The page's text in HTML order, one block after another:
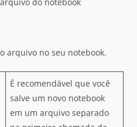
arquivo no seu notebook.
É recomendável que você
salve um novo notebook
em um arquivo separado